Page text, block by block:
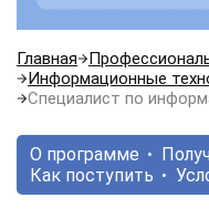
Главная
Информационные
Специалист по
О программе
Как поступить